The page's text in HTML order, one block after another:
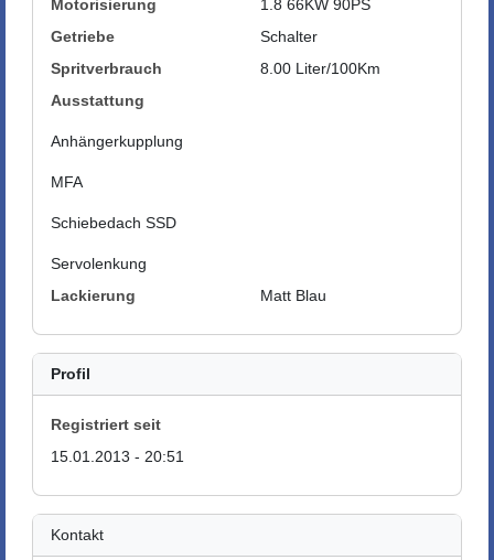
Motorisierung
1.8 66KW 90PS
Getriebe
Schalter
Spritverbrauch
8.00 Liter/100Km
Ausstattung
Anhängerkupplung
MFA
Schiebedach SSD
Servolenkung
Lackierung
Matt Blau
Profil
Registriert seit
15.01.2013 - 20:51
Kontakt